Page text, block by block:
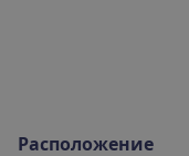
Расположение